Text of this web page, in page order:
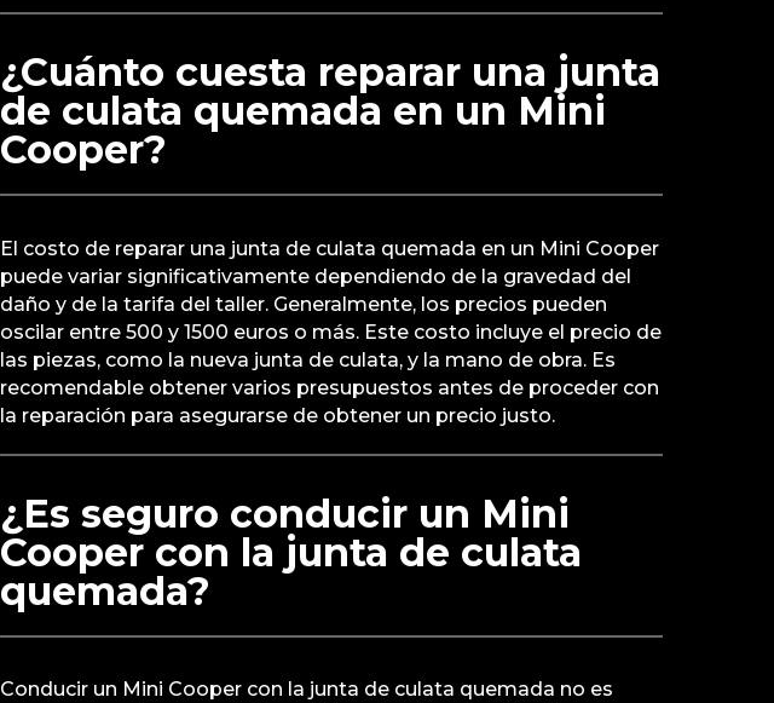
¿Cuánto cuesta reparar una junta
de culata quemada en un Mini
Cooper?
El costo de reparar una junta de culata quemada en un Mini Cooper
puede variar significativamente dependiendo de la gravedad del
daño y de la tarifa del taller. Generalmente, los precios pueden
oscilar entre 500 y 1500 euros o más. Este costo incluye el precio de
las piezas, como la nueva junta de culata, y la mano de obra. Es
recomendable obtener varios presupuestos antes de proceder con
la reparación para asegurarse de obtener un precio justo.
¿Es seguro conducir un Mini
Cooper con la junta de culata
quemada?
Conducir un Mini Cooper con la junta de culata quemada no es